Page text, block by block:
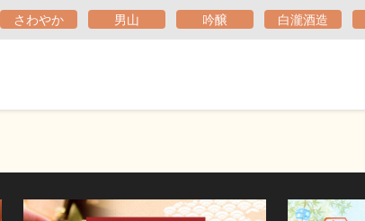
る
さわやか 男山 吟醸 白瀧酒造